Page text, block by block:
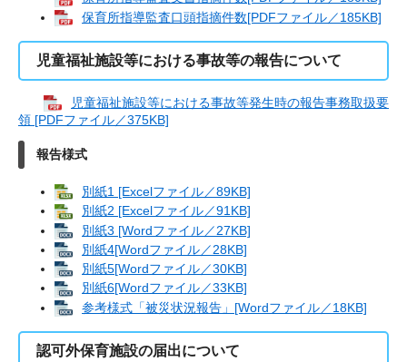
保育所指導監査口頭指摘件数[PDFファイル／185KB]
児童福祉施設等における事故等の報告について
児童福祉施設等における事故等発生時の報告事務取扱要
領 [PDFファイル／375KB]
報告様式
別紙1 [Excelファイル／89KB]
別紙2 [Excelファイル／91KB]
別紙3 [Wordファイル／27KB]
別紙4[Wordファイル／28KB]
別紙5[Wordファイル／30KB]
別紙6[Wordファイル／33KB]
参考様式「被災状況報告」[Wordファイル／18KB]
認可外保育施設の届出について